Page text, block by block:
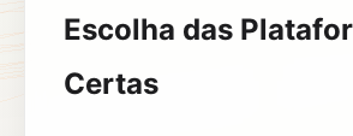
Escolha das
Certas